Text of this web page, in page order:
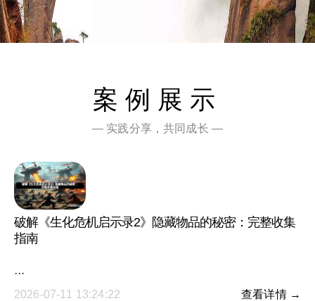
案例展示
— 实践分享，共同成长 —
破解《生化危机启示录2》隐藏物品的秘密：完整收集
指南
···
2026-07-11 13:24:22
查看详情 →